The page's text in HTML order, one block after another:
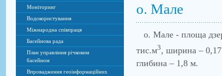
Моніторинг
Водокористування
Міжнародна співпраця
Басейнова рада
План управління річковим
басейном
Впровадження геоінформаційних
о. Мале
о. Мале - площа
тис.м3, ширина –
глибина – 1,8 м.